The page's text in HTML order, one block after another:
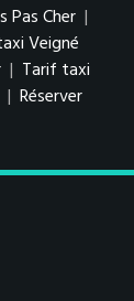
Pas Cher |
Veigné
| Tarif taxi
| Réserver